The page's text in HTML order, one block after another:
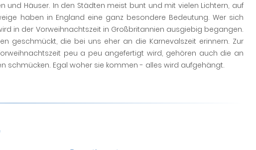
und Häuser. In den Städten meist bunt und mit vielen Lichtern, auf
haben in England eine ganz besondere Bedeutung. Wer sich
in der Vorweihnachtszeit in Großbritannien ausgiebig begangen.
geschmückt, die bei uns eher an die Karnevalszeit erinnern. Zur
peu a peu angefertigt wird, gehören auch die an
schmücken. Egal woher sie kommen - alles wird aufgehängt.